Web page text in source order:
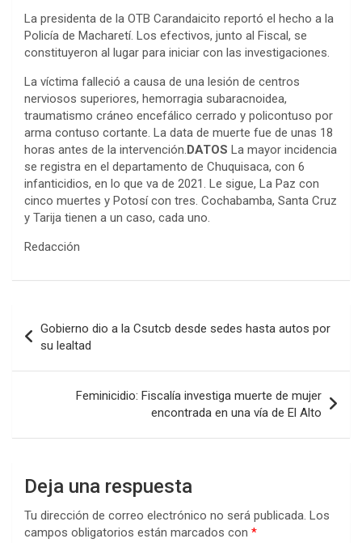
La presidenta de la OTB Carandaicito reportó el hecho a la
Policía de Macharetí. Los efectivos, junto al Fiscal, se
constituyeron al lugar para iniciar con las investigaciones.
La víctima falleció a causa de una lesión de centros
nerviosos superiores, hemorragia subaracnoidea,
traumatismo cráneo encefálico cerrado y policontuso por
arma contuso cortante. La data de muerte fue de unas 18
horas antes de la intervención.DATOS La mayor incidencia
se registra en el departamento de Chuquisaca, con 6
infanticidios, en lo que va de 2021. Le sigue, La Paz con
cinco muertes y Potosí con tres. Cochabamba, Santa Cruz
y Tarija tienen a un caso, cada uno.
Redacción
de
entradas
Gobierno dio a la Csutcb desde sedes hasta autos por
su lealtad
Feminicidio: Fiscalía investiga muerte de mujer
encontrada en una vía de El Alto
Deja una respuesta
Tu dirección de correo electrónico no será publicada. Los
campos obligatorios están marcados con *